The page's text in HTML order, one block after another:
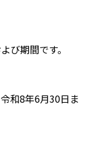
び期間です。
和8年6月30日ま